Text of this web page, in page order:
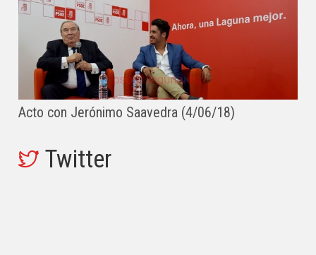
Acto con Jerónimo Saavedra (4/06/18)
Twitter